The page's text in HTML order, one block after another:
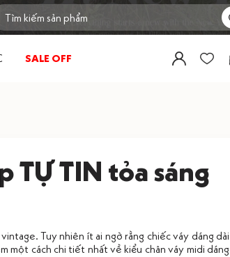
SALE OFF
TỰ TIN tỏa sáng
Tuy nhiên ít ai ngờ rằng chiếc váy dáng dài
một cách chi tiết nhất về kiểu chân váy midi dáng